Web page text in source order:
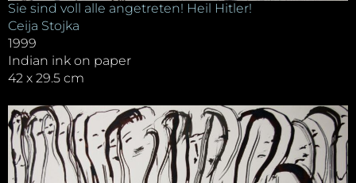
Sie sind voll alle angetreten! Heil Hitler!
Ceija Stojka
1999
Indian ink on paper
42 x 29.5 cm